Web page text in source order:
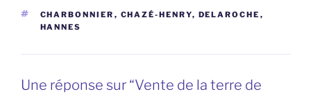
ÉTIQUETTES
CHARBONNIER , CHAZÉ-HENRY, DELAROCHE ,
HANNES
Une réponse sur “Vente de la terre de